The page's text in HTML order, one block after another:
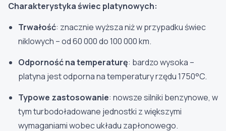
Charakterystyka świec platynowych:
Trwałość: znacznie wyższa niż w przypadku świec
niklowych – od 60 000 do 100 000 km.
Odporność na temperaturę: bardzo wysoka –
platyna jest odporna na temperatury rzędu 1750°C.
Typowe zastosowanie: nowsze silniki benzynowe, w
tym turbodoładowane jednostki z większymi
wymaganiami wobec układu zapłonowego.